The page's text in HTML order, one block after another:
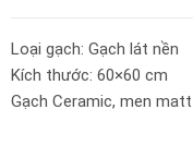
Loại gạch: Gạch lát nền
Kích thước: 60×60 cm
Gạch Ceramic, men matt